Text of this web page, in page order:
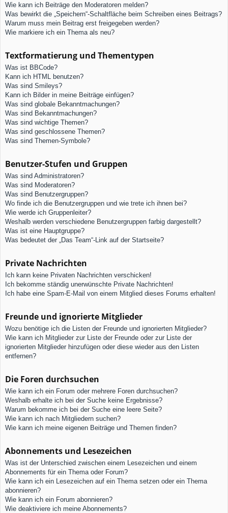
Wie kann ich Beiträge den Moderatoren melden?
Was bewirkt die „Speichern“-Schaltfläche beim Schreiben eines Beitrags?
Warum muss mein Beitrag erst freigegeben werden?
Wie markiere ich ein Thema als neu?
Textformatierung und Thementypen
Was ist BBCode?
Kann ich HTML benutzen?
Was sind Smileys?
Kann ich Bilder in meine Beiträge einfügen?
Was sind globale Bekanntmachungen?
Was sind Bekanntmachungen?
Was sind wichtige Themen?
Was sind geschlossene Themen?
Was sind Themen-Symbole?
Benutzer-Stufen und Gruppen
Was sind Administratoren?
Was sind Moderatoren?
Was sind Benutzergruppen?
Wo finde ich die Benutzergruppen und wie trete ich ihnen bei?
Wie werde ich Gruppenleiter?
Weshalb werden verschiedene Benutzergruppen farbig dargestellt?
Was ist eine Hauptgruppe?
Was bedeutet der „Das Team“-Link auf der Startseite?
Private Nachrichten
Ich kann keine Privaten Nachrichten verschicken!
Ich bekomme ständig unerwünschte Private Nachrichten!
Ich habe eine Spam-E-Mail von einem Mitglied dieses Forums erhalten!
Freunde und ignorierte Mitglieder
Wozu benötige ich die Listen der Freunde und ignorierten Mitglieder?
Wie kann ich Mitglieder zur Liste der Freunde oder zur Liste der
ignorierten Mitglieder hinzufügen oder diese wieder aus den Listen
entfernen?
Die Foren durchsuchen
Wie kann ich ein Forum oder mehrere Foren durchsuchen?
Weshalb erhalte ich bei der Suche keine Ergebnisse?
Warum bekomme ich bei der Suche eine leere Seite?
Wie kann ich nach Mitgliedern suchen?
Wie kann ich meine eigenen Beiträge und Themen finden?
Abonnements und Lesezeichen
Was ist der Unterschied zwischen einem Lesezeichen und einem
Abonnements für ein Thema oder Forum?
Wie kann ich ein Lesezeichen auf ein Thema setzen oder ein Thema
abonnieren?
Wie kann ich ein Forum abonnieren?
Wie deaktiviere ich meine Abonnements?